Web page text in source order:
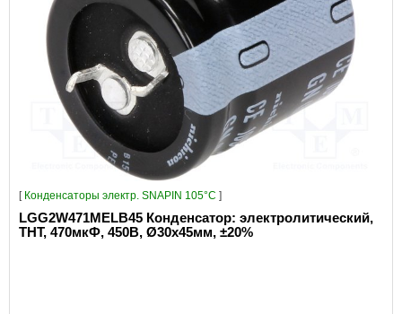
[ Конденсаторы электр. SNAPIN 105°C ]
LGG2W471MELB45 Конденсатор: электролитический,
THT, 470мкФ, 450В, Ø30x45мм, ±20%